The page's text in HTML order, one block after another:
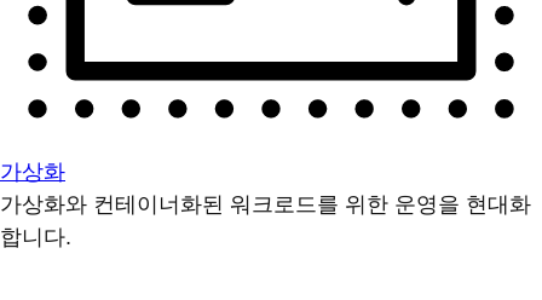
가상화
가상화와 컨테이너화된 워크로드를 위한 운영을 현대화
합니다.